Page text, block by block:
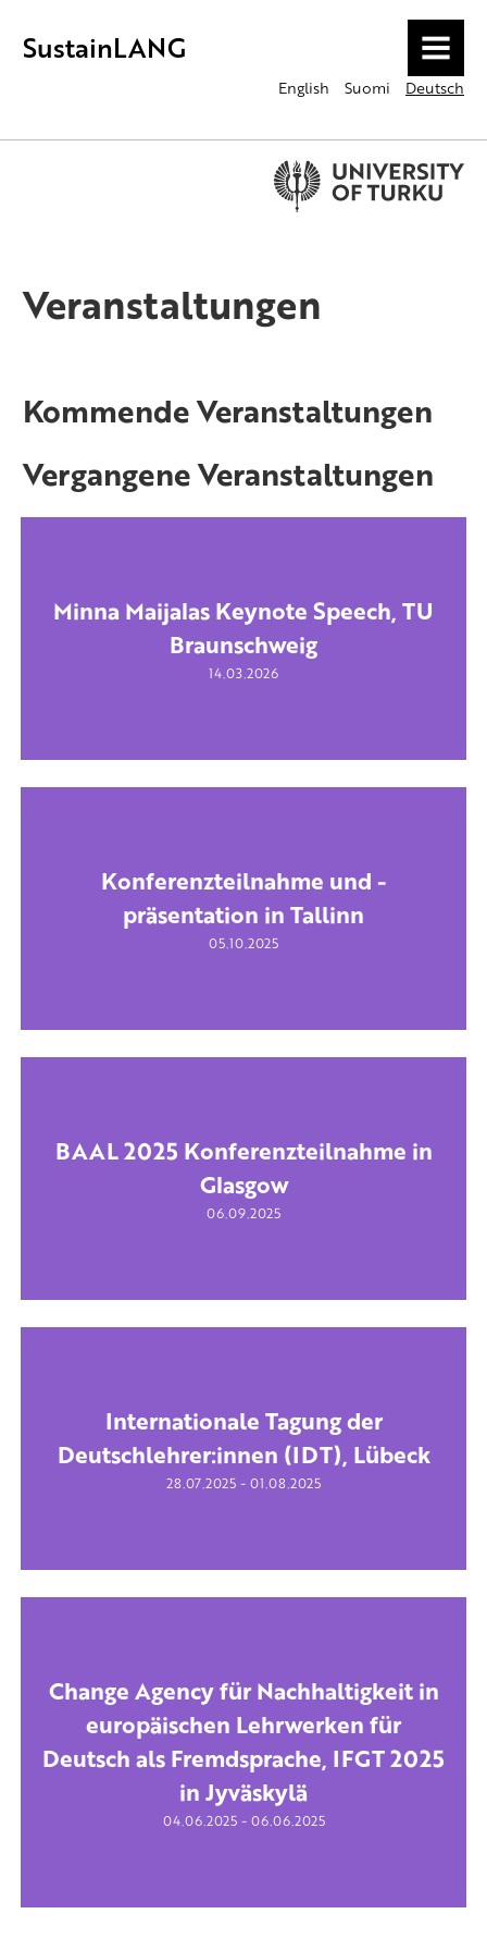
SustainLANG MENU
English Suomi Deutsch
Veranstaltungen
Kommende Veranstaltungen
Vergangene Veranstaltungen
Minna Maijalas Keynote Speech, TU
Braunschweig
14.03.2026
Konferenzteilnahme und -
präsentation in Tallinn
05.10.2025
BAAL 2025 Konferenzteilnahme in
Glasgow
06.09.2025
Internationale Tagung der
Deutschlehrer:innen (IDT), Lübeck
28.07.2025 - 01.08.2025
Change Agency für Nachhaltigkeit in
europäischen Lehrwerken für
Deutsch als Fremdsprache, IFGT 2025
in Jyväskylä
04.06.2025- 06.06.2025